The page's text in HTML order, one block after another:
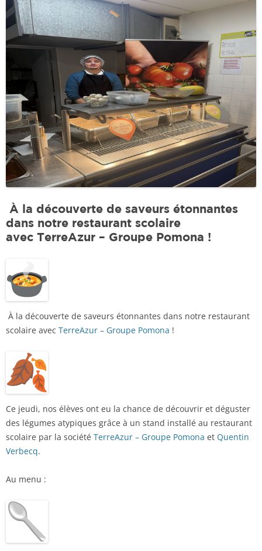
À la découverte de saveurs étonnantes
dans notre restaurant scolaire
avec TerreAzur – Groupe Pomona !
À la découverte de saveurs étonnantes dans notre restaurant
scolaire avec TerreAzur – Groupe Pomona !
Ce jeudi, nos élèves ont eu la chance de découvrir et déguster
des légumes atypiques grâce à un stand installé au restaurant
scolaire par la société TerreAzur – Groupe Pomona et Quentin
Verbecq.
Au menu :